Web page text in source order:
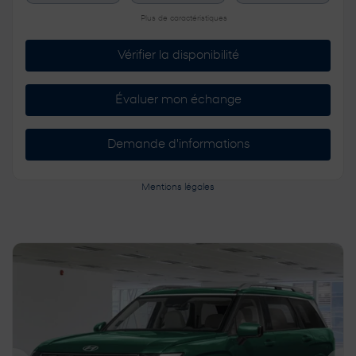
Plus de caractéristiques
Vérifier la disponibilité
Évaluer mon échange
Demande d'informations
Mentions légales